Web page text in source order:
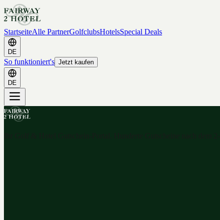
StartseiteAlle PartnerGolfclubsHotelsSpecial Deals
DE
So funktioniert's Jetzt kaufen
DE